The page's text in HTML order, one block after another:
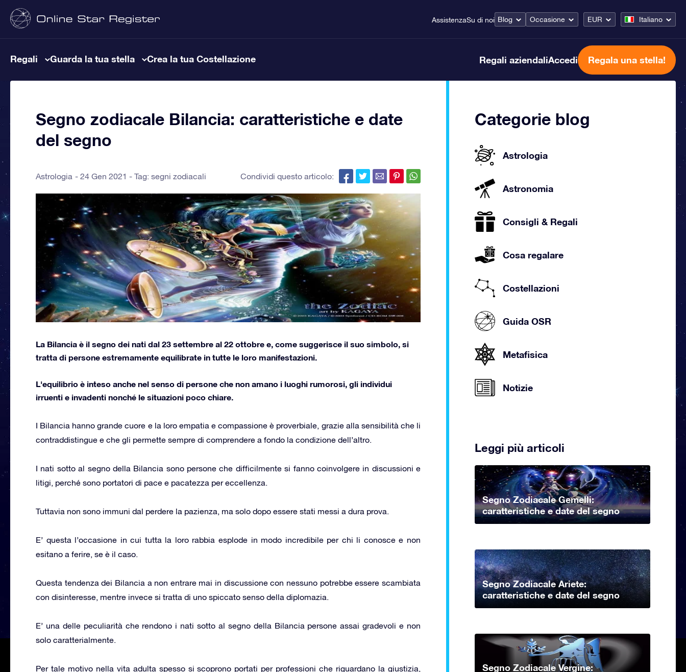
AssistenzaSu di noi Blog Occasione EUR Italiano
Regali Guarda la tua stella Crea la tua Costellazione Regali aziendaliAccedi Regala una stella!
Segno zodiacale Bilancia: caratteristiche e date
del segno
Astrologia 24 Gen 2021 - Tag: segni zodiacali Condividi questo articolo:
La Bilancia è il segno dei nati dal 23 settembre al 22 ottobre e, come suggerisce il suo simbolo, si
tratta di persone estremamente equilibrate in tutte le loro manifestazioni.
L'equilibrio è inteso anche nel senso di persone che non amano i luoghi rumorosi, gli individui
irruenti e invadenti nonché le situazioni poco chiare.
I Bilancia hanno grande cuore e la loro empatia e compassione è proverbiale, grazie alla sensibilità che li
contraddistingue e che gli permette sempre di comprendere a fondo la condizione dell’altro.
I nati sotto al segno della Bilancia sono persone che difficilmente si fanno coinvolgere in discussioni e
litigi, perché sono portatori di pace e pacatezza per eccellenza.
Tuttavia non sono immuni dal perdere la pazienza, ma solo dopo essere stati messi a dura prova.
E’ questa l’occasione in cui tutta la loro rabbia esplode in modo incredibile per chi li conosce e non
esitano a ferire, se è il caso.
Questa tendenza dei Bilancia a non entrare mai in discussione con nessuno potrebbe essere scambiata
con disinteresse, mentre invece si tratta di uno spiccato senso della diplomazia.
E’ una delle peculiarità che rendono i nati sotto al segno della Bilancia persone assai gradevoli e non
solo caratterialmente.
Per tale motivo nella vita adulta spesso si scoprono portati per professioni che riguardano la giustizia,
Categorie blog
Astrologia
Astronomia
Consigli & Regali
Cosa regalare
Costellazioni
Guida OSR
Metafisica
Notizie
Leggi più articoli
Segno Zodiacale Gemelli:
caratteristiche e date del segno
Segno Zodiacale Ariete:
caratteristiche e date del segno
Segno Zodiacale Vergine: